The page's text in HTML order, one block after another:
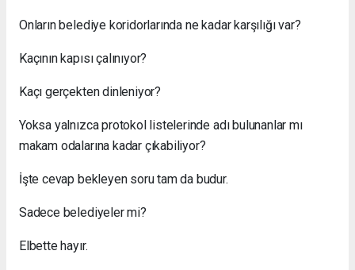
Onların belediye koridorlarında ne kadar karşılığı var?
Kaçının kapısı çalınıyor?
Kaçı gerçekten dinleniyor?
Yoksa yalnızca protokol listelerinde adı bulunanlar mı
makam odalarına kadar çıkabiliyor?
İşte cevap bekleyen soru tam da budur.
Sadece belediyeler mi?
Elbette hayır.